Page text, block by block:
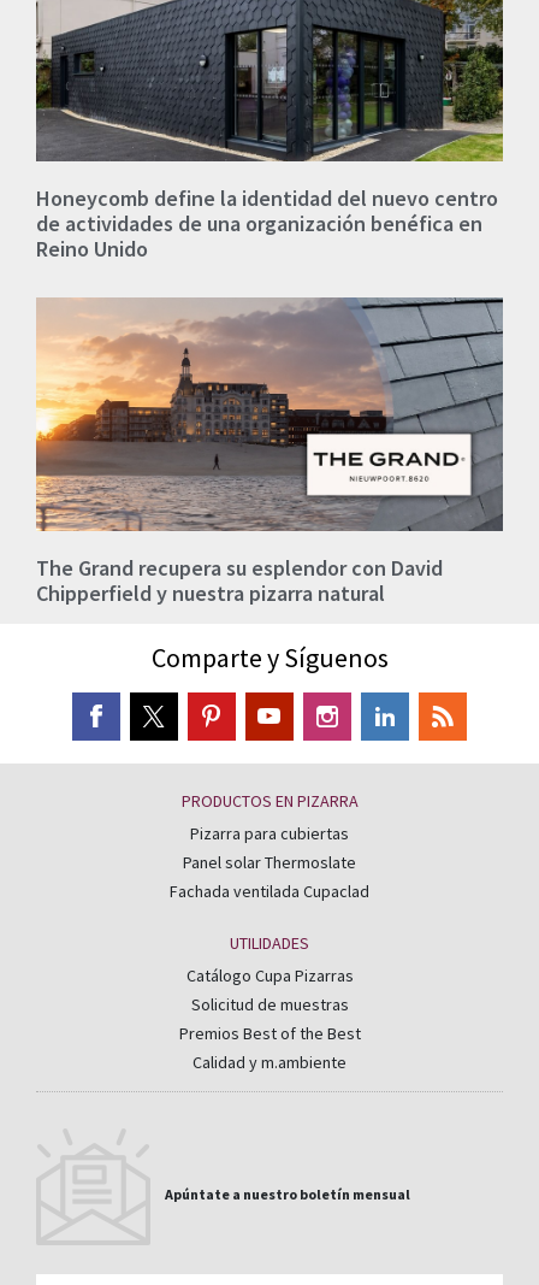
Honeycomb define la identidad del nuevo centro
de actividades de una organización benéfica en
Reino Unido
The Grand recupera su esplendor con David
Chipperfield y nuestra pizarra natural
Comparte y Síguenos
PRODUCTOS EN PIZARRA
Pizarra para cubiertas
Panel solar Thermoslate
Fachada ventilada Cupaclad
UTILIDADES
Catálogo Cupa Pizarras
Solicitud de muestras
Premios Best of the Best
Calidad y m.ambiente
Apúntate a nuestro boletín mensual